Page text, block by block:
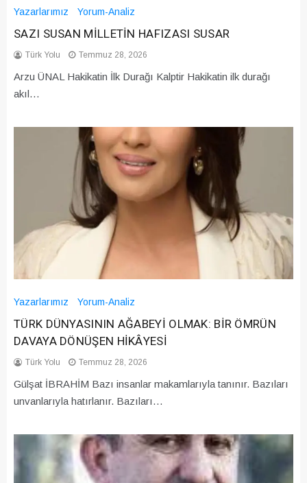
Yazarlarımız Yorum-Analiz
SAZI SUSAN MİLLETİN HAFIZASI SUSAR
Türk Yolu Temmuz 28, 2026
Arzu ÜNAL Hakikatin İlk Durağı Kalptir Hakikatin ilk durağı
akıl…
Yazarlarımız Yorum-Analiz
TÜRK DÜNYASININ AĞABEYİ OLMAK: BİR ÖMRÜN
DAVAYA DÖNÜŞEN HİKÂYESİ
Türk Yolu Temmuz 28, 2026
Gülşat İBRAHİM Bazı insanlar makamlarıyla tanınır. Bazıları
unvanlarıyla hatırlanır. Bazıları…